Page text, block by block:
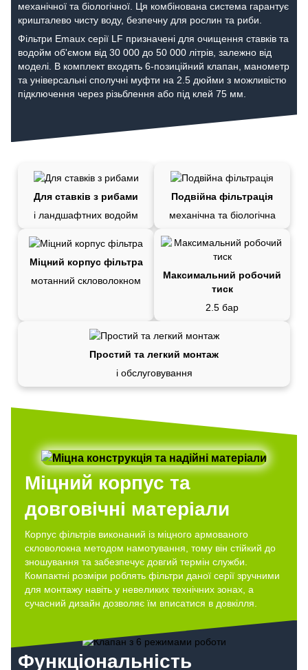
механічної та біологічної. Ця комбінована система гарантує
кришталево чисту воду, безпечну для рослин та риби.
Фільтри Emaux серії LF призначені для очищення ставків та
водойм об'ємом від 30 000 до 50 000 літрів, залежно від
моделі. В комплект входять 6-позиційний клапан, манометр
та універсальні сполучні муфти на 2.5 дюйми з можливістю
підключення через різьблення або під клей 75 мм.
Для ставків з рибами
і ландшафтних водойм
Подвійна фільтрація
механічна та біологічна
Міцний корпус фільтра
мотанний скловолокном
Максимальний робочий
тиск
2.5 бар
Простий та легкий монтаж
і обслуговування
Міцний корпус та
довговічні матеріали
Корпус фільтрів виконаний із міцного армованого
скловолокна методом намотування, тому він стійкий до
зношування та забезпечує довгий термін служби.
Компактні розміри роблять фільтри даної серії зручними
для монтажу навіть у невеликих технічних зонах, а
сучасний дизайн дозволяє їм вписатися в довкілля.
Функціональність